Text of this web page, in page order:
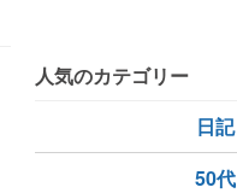
人気のカテゴリー
日記
50代